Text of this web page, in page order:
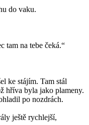
do vaku.
tam na tebe čeká.“
ke stájím. Tam stál
hříva byla jako plameny.
po nozdrách.
ještě rychlejší,